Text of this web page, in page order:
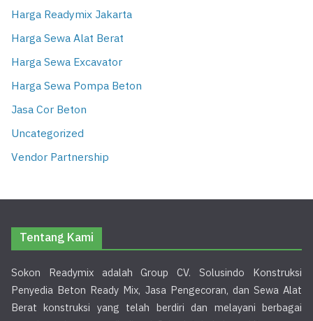
Harga Readymix Jakarta
Harga Sewa Alat Berat
Harga Sewa Excavator
Harga Sewa Pompa Beton
Jasa Cor Beton
Uncategorized
Vendor Partnership
Tentang Kami
Sokon Readymix adalah Group CV. Solusindo Konstruksi
Penyedia Beton Ready Mix, Jasa Pengecoran, dan Sewa Alat
Berat konstruksi yang telah berdiri dan melayani berbagai